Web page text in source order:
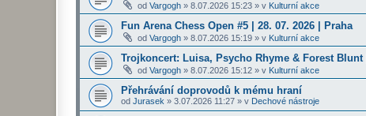
od Vargogh » 8.07.2026 15:23 » v Kulturní akce
Fun Arena Chess Open #5 | 28. 07. 2026 | Praha
od Vargogh » 8.07.2026 15:19 » v Kulturní akce
Trojkoncert: Luisa, Psycho Rhyme & Forest Blunt
od Vargogh » 8.07.2026 15:12 » v Kulturní akce
Přehrávání doprovodů k mému hraní
od Jurasek » 3.07.2026 11:27 » v Dechové nástroje